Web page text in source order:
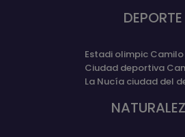
DEPORTE
Estadi olimpic
Ciudad deportiva
La Nucía ciudad del